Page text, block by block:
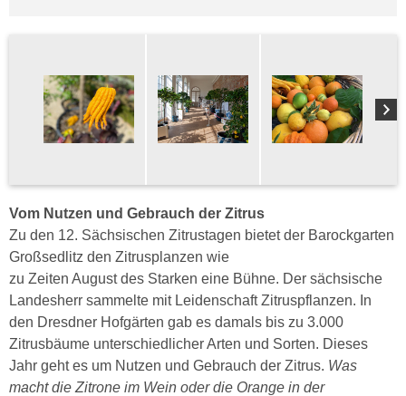
Vom Nutzen und Gebrauch der Zitrus
Zu den 12. Sächsischen Zitrustagen bietet der Barockgarten
Großsedlitz den Zitrusplanzen wie
zu Zeiten August des Starken eine Bühne. Der sächsische
Landesherr sammelte mit Leidenschaft Zitruspflanzen. In
den Dresdner Hofgärten gab es damals bis zu 3.000
Zitrusbäume unterschiedlicher Arten und Sorten. Dieses
Jahr geht es um Nutzen und Gebrauch der Zitrus. Was
macht die Zitrone im Wein oder die Orange in der